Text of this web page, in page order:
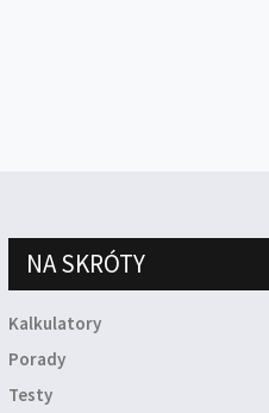
NA SKRÓTY
Kalkulatory
Porady
Testy